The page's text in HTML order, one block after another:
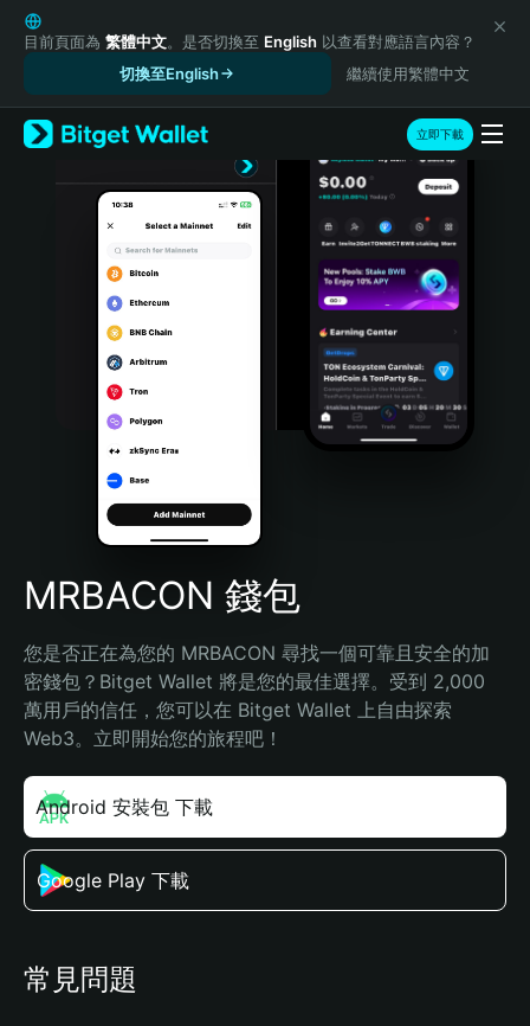
English
日本語
Русский
Español (Latinoamérica)
Türkçe
Português (Portugal)
Bahasa Indonesia
Português (Brasil)
Español (Argentina)
目前頁面為 繁體中文。是否切換至 English 以查看對應語言內容？
切換至English
繼續使用繁體中文
立即下載
MRBACON 錢包
您是否正在為您的 MRBACON 尋找一個可靠且安全的加
密錢包？Bitget Wallet 將是您的最佳選擇。受到 2,000
萬用戶的信任，您可以在 Bitget Wallet 上自由探索
Web3。立即開始您的旅程吧！
Android 安裝包 下載
Google Play 下載
常見問題